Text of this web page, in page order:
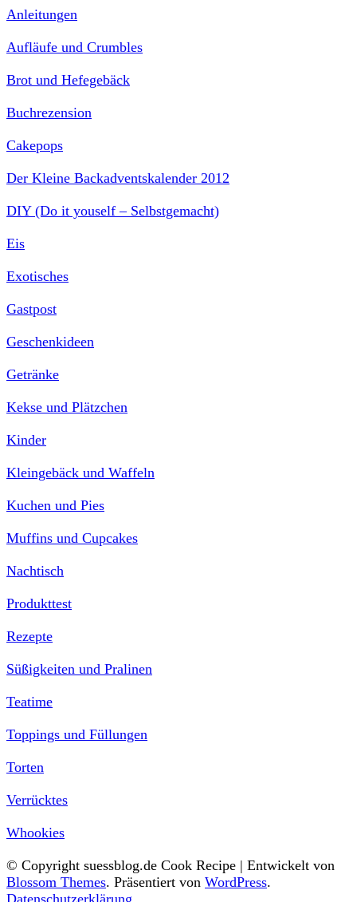
Anleitungen
Aufläufe und Crumbles
Brot und Hefegebäck
Buchrezension
Cakepops
Der Kleine Backadventskalender 2012
DIY (Do it youself – Selbstgemacht)
Eis
Exotisches
Gastpost
Geschenkideen
Getränke
Kekse und Plätzchen
Kinder
Kleingebäck und Waffeln
Kuchen und Pies
Muffins und Cupcakes
Nachtisch
Produkttest
Rezepte
Süßigkeiten und Pralinen
Teatime
Toppings und Füllungen
Torten
Verrücktes
Whookies
© Copyright suessblog.de Cook Recipe | Entwickelt von
Blossom Themes. Präsentiert von WordPress.